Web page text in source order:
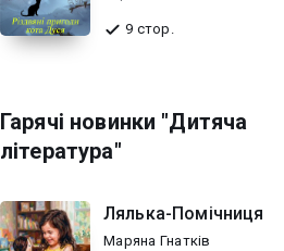
9 стор.
Гарячі новинки "Дитяча
література"
Лялька-Помічниця
Маряна Гнатків